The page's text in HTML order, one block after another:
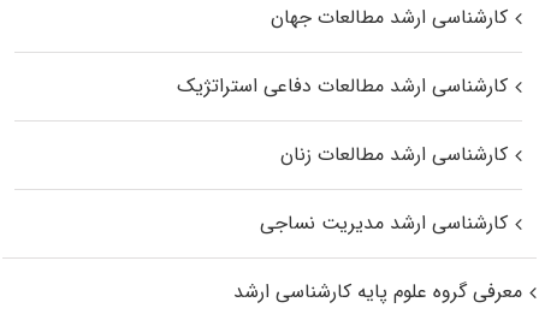
کارشناسی ارشد مطالعات جهان
کارشناسی ارشد مطالعات دفاعی استراتژیک
کارشناسی ارشد مطالعات زنان
کارشناسی ارشد مدیریت نساجی
معرفی گروه علوم پایه کارشناسی ارشد